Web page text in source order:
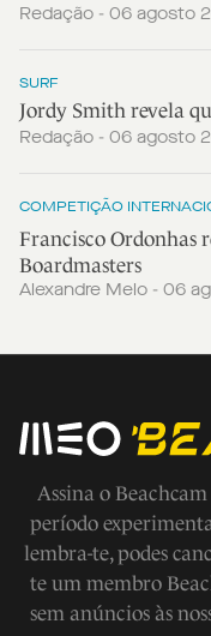
Redação - 06 agosto
SURF
Jordy Smith revela
Redação - 06 agosto
COMPETIÇÃO
Francisco Ordonhas
Boardmasters
Alexandre Melo - 06
Assina o
período
lembra-te, podes
te um membro
sem anúncios às